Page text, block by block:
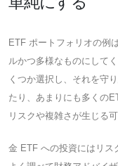
ETF ポートフォリオの例
ルかつ多様なものにして
くつか選択し、それを守
たり、あまりにも多くの
リスクや複雑さが生じる
金 ETF への投資にはリス